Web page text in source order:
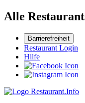
Alle
Barrierefreiheit
Restaurant Login
Hilfe